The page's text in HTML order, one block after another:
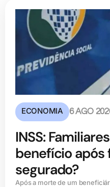
ECONOMIA 6 AGO
INSS:
benefício
segurado?
Após a morte de um